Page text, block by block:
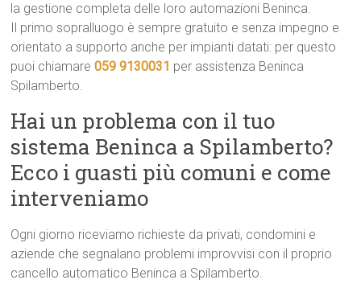
la gestione completa delle loro automazioni Beninca.
Il primo sopralluogo è sempre gratuito e senza impegno e
orientato a supporto anche per impianti datati: per questo
puoi chiamare059 9130031 per assistenza Beninca
Spilamberto.
Hai un problema con il tuo
sistema Beninca a Spilamberto?
Ecco i guasti più comuni e come
interveniamo
Ogni giorno riceviamo richieste da privati, condomini e
aziende che segnalano problemi improvvisi con il proprio
cancello automatico Beninca a Spilamberto.